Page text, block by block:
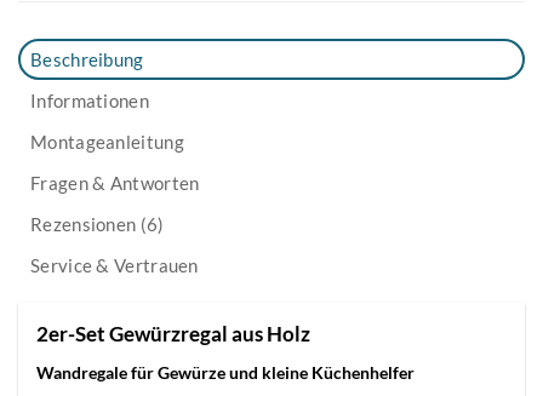
Beschreibung
Informationen
Montageanleitung
Fragen & Antworten
Rezensionen (6)
Service & Vertrauen
2er-Set Gewürzregal aus Holz
Wandregale für Gewürze und kleine Küchenhelfer